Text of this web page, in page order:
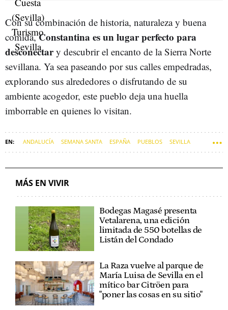
Con su combinación de historia, naturaleza y buena
comida,Constantina es un lugar perfecto para
desconectary descubrir el encanto de la Sierra Norte
sevillana. Ya sea paseando por sus calles empedradas,
explorando sus alrededores o disfrutando de su
ambiente acogedor, este pueblo deja una huella
imborrable en quienes lo visitan.
ANDALUCÍA SEMANA SANTA ESPAÑA PUEBLOS SEVILLA
MÁS EN VIVIR
Bodegas Magasé presenta
Vetalarena, una edición
limitada de 550 botellas de
Listán del Condado
La Raza vuelve al parque de
María Luisa de Sevilla en el
mítico bar Citröen para
"poner las cosas en su sitio"